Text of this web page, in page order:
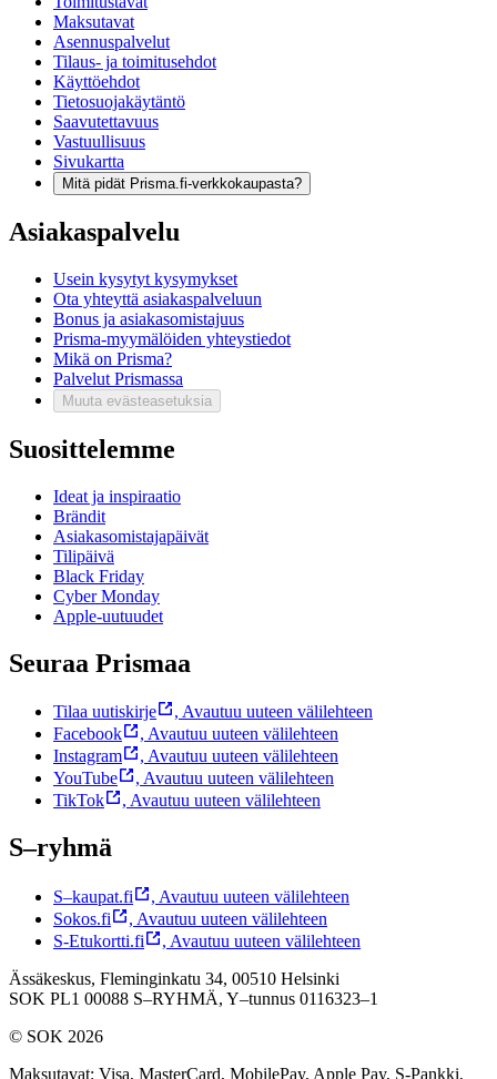
Maksutavat
Asennuspalvelut
Tilaus- ja toimitusehdot
Käyttöehdot
Tietosuojakäytäntö
Saavutettavuus
Vastuullisuus
Sivukartta
Mitä pidät Prisma.fi-verkkokaupasta?
Asiakaspalvelu
Usein kysytyt kysymykset
Ota yhteyttä asiakaspalveluun
Bonus ja asiakasomistajuus
Prisma-myymälöiden yhteystiedot
Mikä on Prisma?
Palvelut Prismassa
Muuta evästeasetuksia
Suosittelemme
Ideat ja inspiraatio
Brändit
Asiakasomistajapäivät
Tilipäivä
Black Friday
Cyber Monday
Apple-uutuudet
Seuraa Prismaa
Tilaa uutiskirje , Avautuu uuteen välilehteen
Facebook
, Avautuu uuteen välilehteen
Instagram
, Avautuu uuteen välilehteen
YouTube
, Avautuu uuteen välilehteen
TikTok
, Avautuu uuteen välilehteen
S–ryhmä
S–kaupat.fi , Avautuu uuteen välilehteen
Sokos.fi
, Avautuu uuteen välilehteen
S-Etukortti.fi
, Avautuu uuteen välilehteen
Ässäkeskus, Fleminginkatu 34, 00510 Helsinki
SOK PL1 00088 S–RYHMÄ, Y–tunnus 0116323–1
© SOK 2026
Maksutavat: Visa, MasterCard, MobilePay, Apple Pay, S-Pankki,